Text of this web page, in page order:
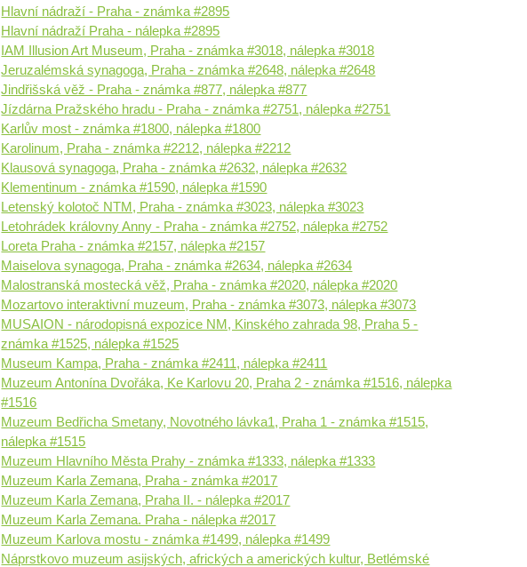
Hlavní nádraží - Praha - známka #2895
Hlavní nádraží Praha - nálepka #2895
IAM Illusion Art Museum, Praha - známka #3018, nálepka #3018
Jeruzalémská synagoga, Praha - známka #2648, nálepka #2648
Jindřišská věž - Praha - známka #877, nálepka #877
Jízdárna Pražského hradu - Praha - známka #2751, nálepka #2751
Karlův most - známka #1800, nálepka #1800
Karolinum, Praha - známka #2212, nálepka #2212
Klausová synagoga, Praha - známka #2632, nálepka #2632
Klementinum - známka #1590, nálepka #1590
Letenský kolotoč NTM, Praha - známka #3023, nálepka #3023
Letohrádek královny Anny - Praha - známka #2752, nálepka #2752
Loreta Praha - známka #2157, nálepka #2157
Maiselova synagoga, Praha - známka #2634, nálepka #2634
Malostranská mostecká věž, Praha - známka #2020, nálepka #2020
Mozartovo interaktivní muzeum, Praha - známka #3073, nálepka #3073
MUSAION - národopisná expozice NM, Kinského zahrada 98, Praha 5 -
známka #1525, nálepka #1525
Museum Kampa, Praha - známka #2411, nálepka #2411
Muzeum Antonína Dvořáka, Ke Karlovu 20, Praha 2 - známka #1516, nálepka
#1516
Muzeum Bedřicha Smetany, Novotného lávka1, Praha 1 - známka #1515,
nálepka #1515
Muzeum Hlavního Města Prahy - známka #1333, nálepka #1333
Muzeum Karla Zemana, Praha - známka #2017
Muzeum Karla Zemana, Praha II. - nálepka #2017
Muzeum Karla Zemana. Praha - nálepka #2017
Muzeum Karlova mostu - známka #1499, nálepka #1499
Náprstkovo muzeum asijských, afrických a amerických kultur, Betlémské